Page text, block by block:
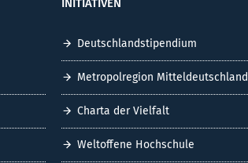
INITIATIVEN
Deutschlandstipendium
Metropolregion Mitteldeutschland
Charta der Vielfalt
Weltoffene Hochschule